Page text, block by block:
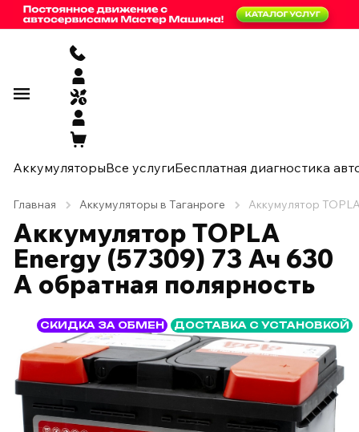
АккумуляторыВсе услугиБесплатная диагностика
Главная Аккумуляторы в Таганроге Аккумулятор
Аккумулятор TOPLA
Energy (57309) 73 Ач 630
А обратная полярность
СКИДКА ЗА ОБМЕН ДОСТАВКА С УСТАНОВКОЙ